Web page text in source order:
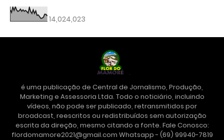
14,024,023
é uma publicação de Central de Jornalismo, Produção,
Marketing e Assessoria Ltda. Todo o noticiário, incluindo
vídeos, não pode ser publicado, retransmitidos por
broadcast, reescritos ou redistribuídos sem autorização
escrita da direção, mesmo citando a fonte. Fale Conosco:
flordomamore2021@gmail.com Whatsapp - (69) 99940-7819